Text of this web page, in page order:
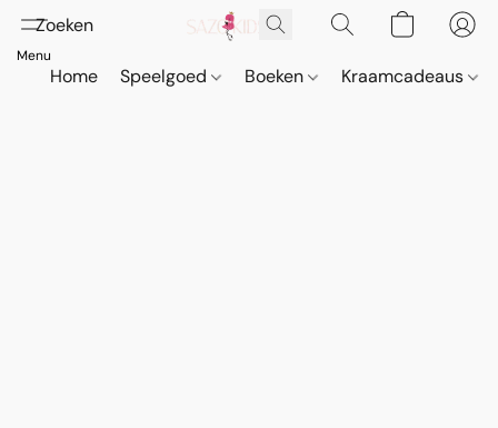
Home Speelgoed Boeken Kraamcadeaus